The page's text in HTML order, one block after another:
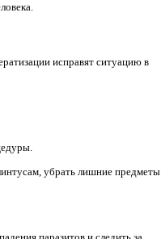
исправят ситуацию в
убрать лишние предметы.